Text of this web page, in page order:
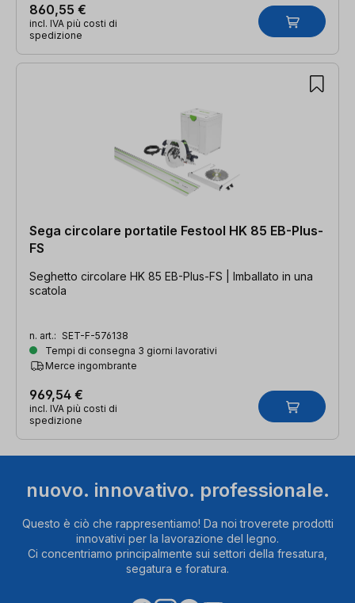
860,55 €
incl. IVA più costi di
spedizione
Sega circolare portatile Festool HK 85 EB-Plus-
FS
Seghetto circolare HK 85 EB-Plus-FS | Imballato in una
scatola
n. art.: SET-F-576138
Tempi di consegna 3 giorni lavorativi
Merce ingombrante
969,54 €
incl. IVA più costi di
spedizione
nuovo. innovativo. professionale.
Questo è ciò che rappresentiamo! Da noi troverete prodotti
innovativi per la lavorazione del legno.
Ci concentriamo principalmente sui settori della fresatura,
segatura e foratura.